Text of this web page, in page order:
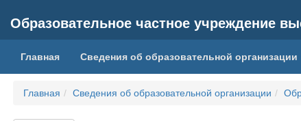
Образовательное частное учреждение
Главная Сведения об образовательной организации
Главная Сведения об образовательной организации